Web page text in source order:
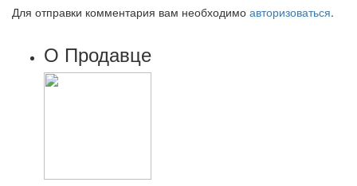
Для отправки комментария вам необходимо авторизоваться.
О Продавце